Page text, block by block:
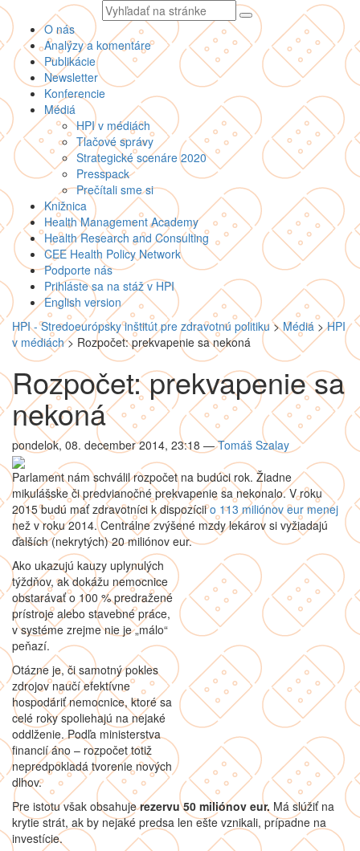
Vyhľadávaný
text
O nás
Analýzy a komentáre
Publikácie
Newsletter
Konferencie
Médiá
HPI v médiách
Tlačové správy
Strategické scenáre 2020
Presspack
Prečítali sme si
Knižnica
Health Management Academy
Health Research and Consulting
CEE Health Policy Network
Podporte nás
Prihláste sa na stáž v HPI
English version
HPI - Stredoeurópsky inštitút pre zdravotnú politiku>Médiá >HPI
v médiách> Rozpočet: prekvapenie sa nekoná
Rozpočet: prekvapenie sa
nekoná
pondelok, 08. december 2014, 23:18 — Tomáš Szalay
Parlament nám schválil rozpočet na budúci rok. Žiadne
mikulášske či predvianočné prekvapenie sa nekonalo. V roku
2015 budú mať zdravotníci k dispozíciio 113 miliónov eur menej
než v roku 2014. Centrálne zvýšené mzdy lekárov si vyžiadajú
ďalších (nekrytých) 20 miliónov eur.
Ako ukazujú kauzy uplynulých
týždňov, ak dokážu nemocnice
obstarávať o 100 % predražené
prístroje alebo stavebné práce,
v systéme zrejme nie je „málo“
peňazí.
Otázne je, či samotný pokles
zdrojov naučí efektívne
hospodáriť nemocnice, ktoré sa
celé roky spoliehajú na nejaké
oddlženie. Podľa ministerstva
financií áno – rozpočet totiž
nepredpokladá tvorenie nových
dlhov.
Pre istotu však obsahujerezervu 50 miliónov eur. Má slúžiť na
krytie strát, ak by nejaké predsa len ešte vznikali, prípadne na
investície.